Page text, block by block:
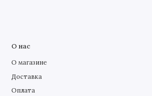
О нас
О магазине
Доставка
Оплата